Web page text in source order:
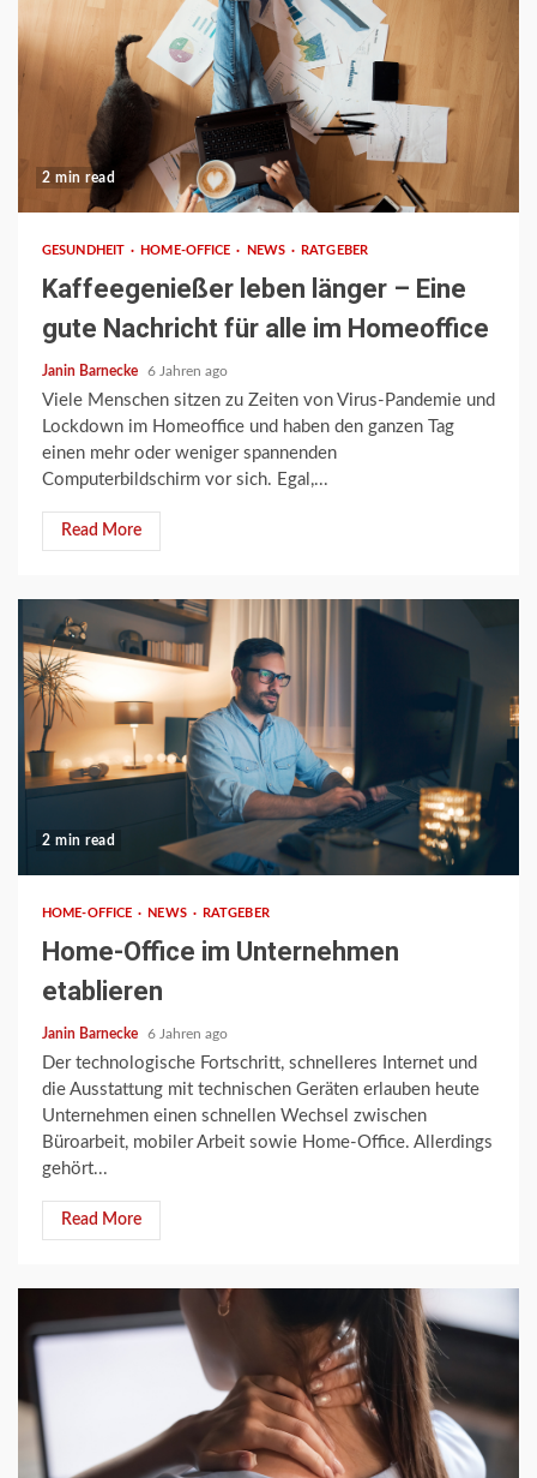
2 min read
GESUNDHEIT HOME-OFFICE NEWS RATGEBER
Kaffeegenießer leben länger – Eine
gute Nachricht für alle im Homeoffice
Janin Barnecke 6 Jahren ago
Viele Menschen sitzen zu Zeiten von Virus-Pandemie und
Lockdown im Homeoffice und haben den ganzen Tag
einen mehr oder weniger spannenden
Computerbildschirm vor sich. Egal,...
Read More
2 min read
HOME-OFFICE NEWS RATGEBER
Home-Office im Unternehmen
etablieren
Janin Barnecke 6 Jahren ago
Der technologische Fortschritt, schnelleres Internet und
die Ausstattung mit technischen Geräten erlauben heute
Unternehmen einen schnellen Wechsel zwischen
Büroarbeit, mobiler Arbeit sowie Home-Office. Allerdings
gehört...
Read More